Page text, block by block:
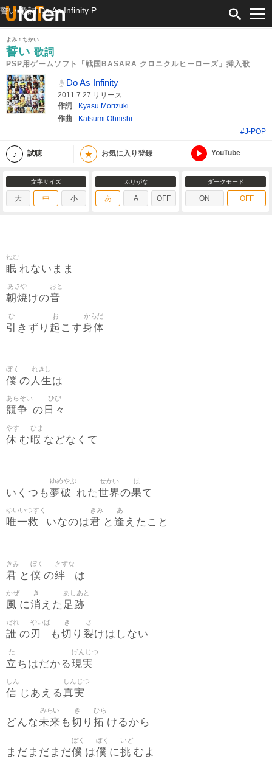
よみ：ちかい
誓い 歌詞
PSP用ゲームソフト「戦国BASARA クロニクルヒーローズ」挿入歌
Do As Infinity
2011.7.27 リリース
作詞
Kyasu Morizuki
作曲
Katsumi Ohnishi
#J-POP
試聴 ★ お気に入り登録 YouTube
文字サイズ
大 中 小
ふりがな
あ A OFF
ダークモード
ON OFF
眠
ねむ
れないまま
朝焼
あさや
けの音
おと
引
ひ
きずり 起
お
こす身体
からだ
僕
ぼく
の 人生
れきし
は
競争
あらそい
の 日々
ひび
休
やす
む暇
ひま
などなくて
いくつも夢破
ゆめやぶ
れた世界
せかい
の果
は
て
唯一救
ゆいいつすく
いなのは君
きみ
と 逢
あ
えたこと
君
きみ
と 僕
ぼく
の絆
きずな
は
風
かぜ
に消
き
えた 足跡
あしあと
誰
だれ
の刃
やいば
も切
き
り 裂
さ
けはしない
立
た
ちはだかる現実
げんじつ
信
しん
じあえる真実
しんじつ
どんな未来
みらい
も切
き
り 拓
ひら
けるから
まだまだまだ僕
ぼく
は僕
ぼく
に挑
いど
むよ